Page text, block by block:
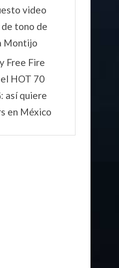
video
tono de
Montijo
Free Fire
HOT 70
así quiere
en México